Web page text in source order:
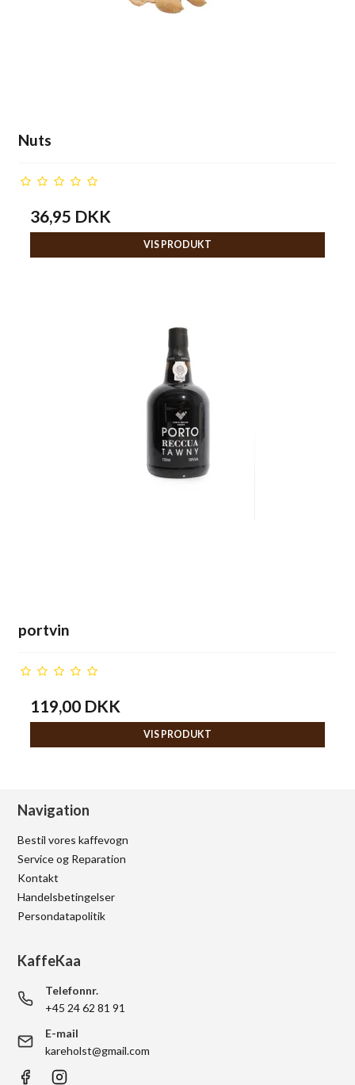
Nuts
36,95 DKK
VIS PRODUKT
portvin
119,00 DKK
VIS PRODUKT
Navigation
Bestil vores kaffevogn
Service og Reparation
Kontakt
Handelsbetingelser
Persondatapolitik
KaffeKaa
Telefonnr.
+45 24 62 81 91
E-mail
kareholst@gmail.com